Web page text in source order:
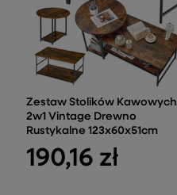
Zestaw Stolików Kawowych
2w1 Vintage Drewno
Rustykalne 123x60x51cm
190,16 zł